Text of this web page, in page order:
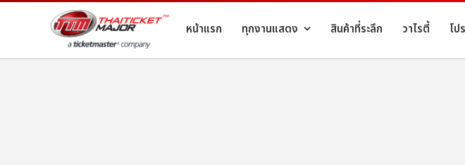
หน้าแรก ทุกงานแสดง สินค้าที่ระลึก วาไรตี้ โป